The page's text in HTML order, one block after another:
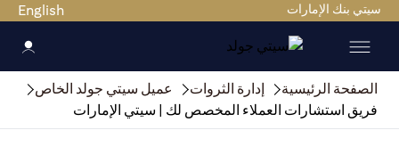
سيتي بنك الإمارات English
الصفحة الرئيسية إدارة الثروات
عميل سيتي جولد الخاص
فريق استشارات العملاء المخصص لك | سيتي الإمارات